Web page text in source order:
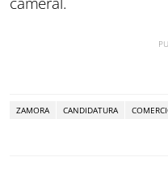
ZAMORA CANDIDATURA